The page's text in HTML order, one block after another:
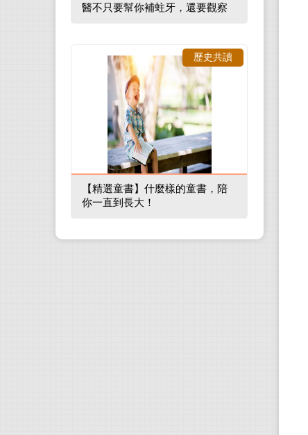
醫不只要幫你補蛀牙，還要觀察
【精選童書】什麼樣的童書，陪
你一直到長大！
歷史共讀